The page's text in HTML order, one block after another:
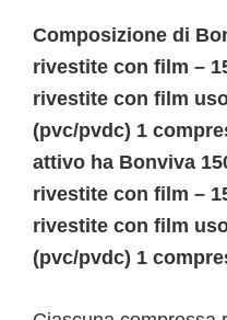
Composizione di
rivestite con film –
rivestite con film
(pvc/pvdc) 1
attivo ha Bonviva
rivestite con film –
rivestite con film
(pvc/pvdc) 1